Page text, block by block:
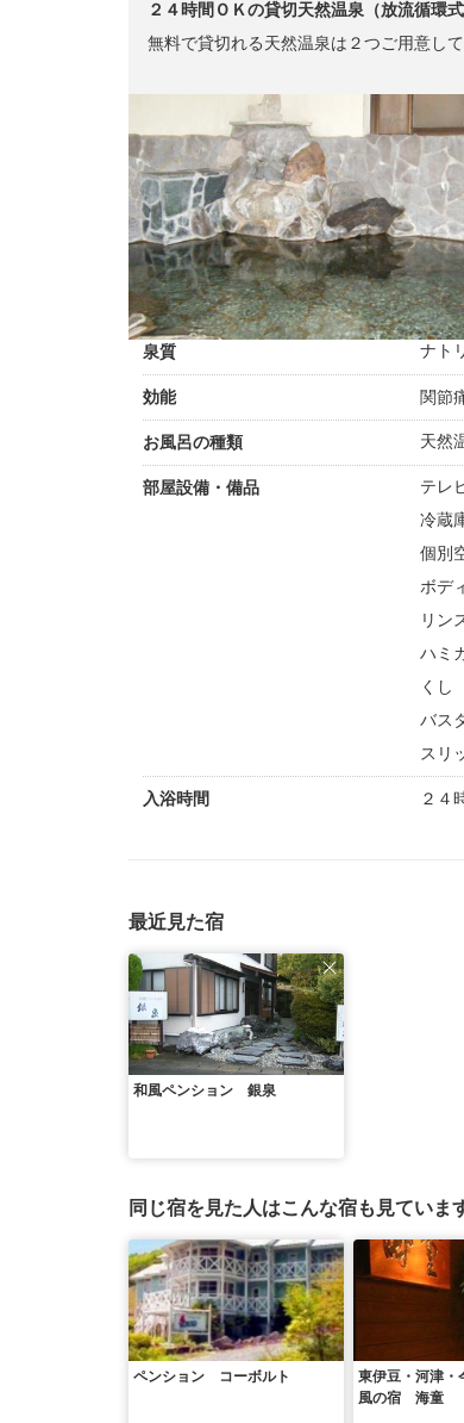
２４時間ＯＫの貸切天然温泉（放流循環式
無料で貸切れる天然温泉は２つご用意し
泉質 ナト
効能 関節
お風呂の種類 天然
部屋設備・備品 テレ
冷蔵
個別
ボデ
リン
ハミ
くし
バス
スリ
入浴時間 ２４
最近見た宿
和風ペンション 銀泉
同じ宿を見た人はこんな宿も見ていま
ペンション コーボルト
東伊豆・河津
風の宿 海童